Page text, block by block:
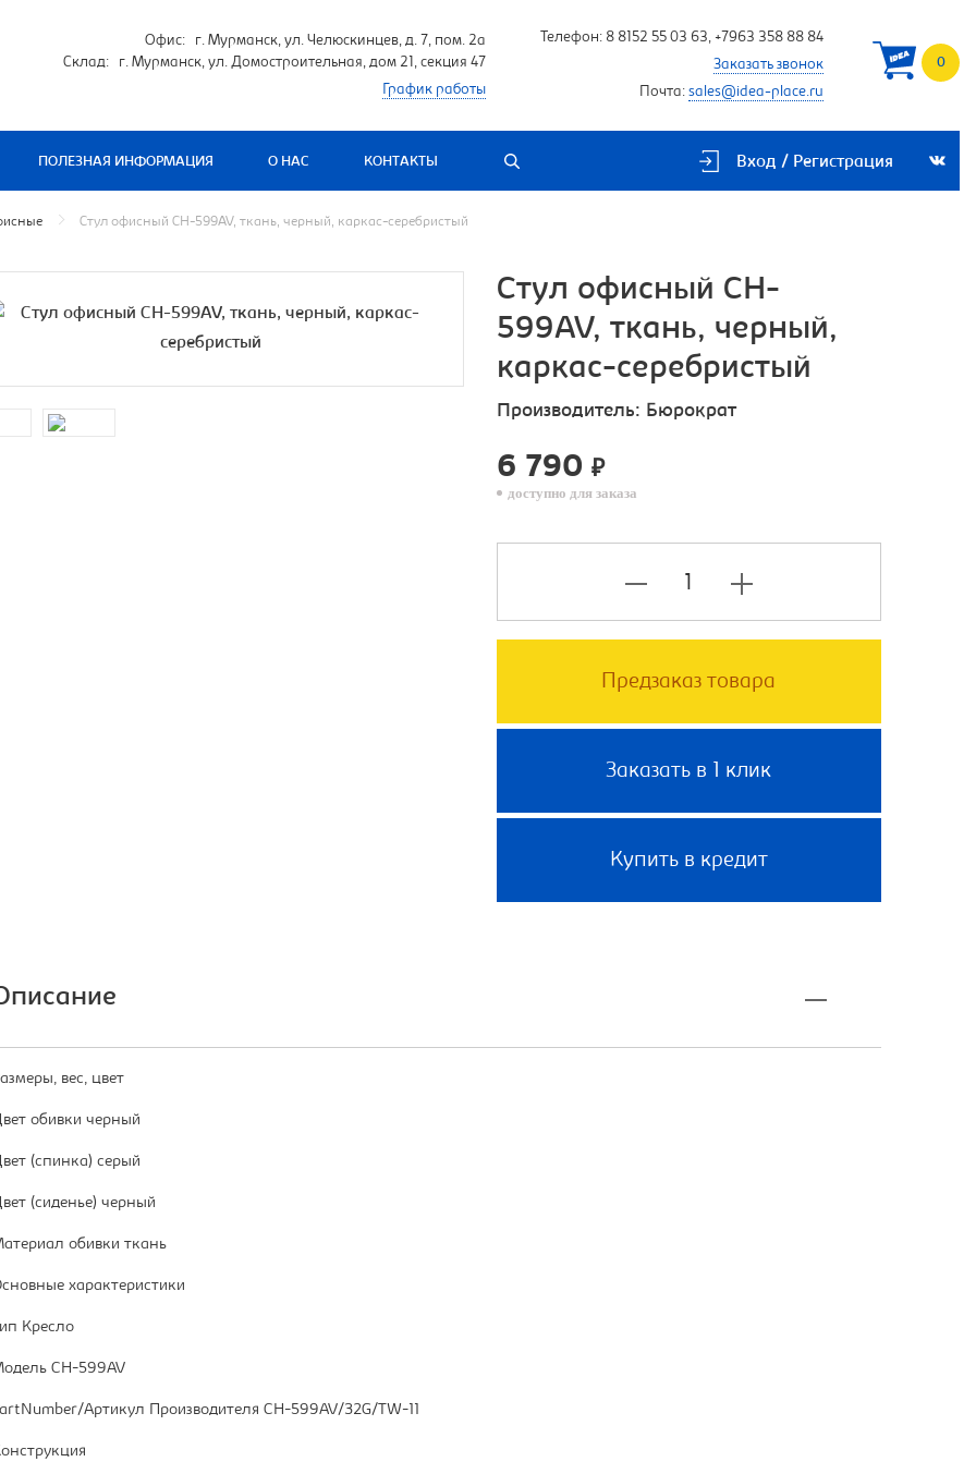
Офис: г. Мурманск, ул. Челюскинцев, д. 7, пом. 2а
Склад: г. Мурманск, ул. Домостроительная, дом 21, секция 47
График работы
Телефон: 8 8152 55 03 63, +7963 358 88 84
Заказать звонок
Почта: sales@idea-place.ru
0
ПОЛЕЗНАЯ ИНФОРМАЦИЯ О НАС КОНТАКТЫ Вход / Регистрация
Стул офисный CH-599AV, ткань, черный, каркас-серебристый
Стул офисный CH-
599AV, ткань, черный,
каркас-серебристый
Производитель: Бюрократ
6 790 ₽
доступно для заказа
Предзаказ товара
Заказать в 1 клик
Купить в кредит
вес, цвет
обивки черный
(спинка) серый
(сиденье) черный
обивки ткань
характеристики
Кресло
CH-599AV
Артикул Производителя CH-599AV/32G/TW-11